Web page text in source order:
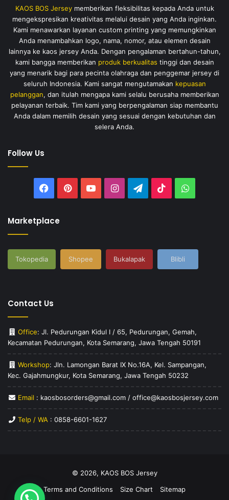
KAOS BOS Jerseymemberikan fleksibilitas kepada Anda untuk
mengekspresikan kreativitas melalui desain yang Anda inginkan.
Kami menawarkan layanan custom printing yang memungkinkan
Anda menambahkan logo, nama, nomor, atau elemen desain
lainnya ke kaos jersey Anda. Dengan pengalaman bertahun-tahun,
kami bangga memberikan produk berkualitas tinggi dan desain
yang menarik bagi para pecinta olahraga dan penggemar jersey di
seluruh Indonesia. Kami sangat mengutamakan kepuasan
pelanggan, dan itulah mengapa kami selalu berusaha memberikan
pelayanan terbaik. Tim kami yang berpengalaman siap membantu
Anda dalam memilih desain yang sesuai dengan kebutuhan dan
selera Anda.
Follow Us
Facebook
PinterestYouTubeInstagramTelegram
TikTok
Marketplace
Tokopedia Shopee Bukalapak Blibli
Contact Us
Office: Jl. Pedurungan Kidul I / 65, Pedurungan, Gemah,
Kecamatan Pedurungan, Kota Semarang, Jawa Tengah 50191
Workshop: Jln. Lamongan Barat IX No.16A, Kel. Sampangan,
Kec. Gajahmungkur, Kota Semarang, Jawa Tengah 50232
Email : kaosbosorders@gmail.com / office@kaosbosjersey.com
Telp / WA : 0858-6601-1627
© 2026, KAOS BOS Jersey
Terms and Conditions
Size Chart Sitemap